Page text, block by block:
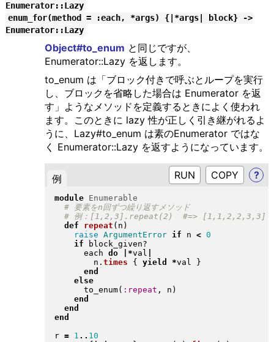
Enumerator::Lazy
enum_for(method = :each, *args) {|*args| block} ->
Enumerator::Lazy
Object#to_enum と同じですが、
Enumerator::Lazy を返します。
to_enum は「ブロック付きで呼ぶとループを実行
し、ブロックを省略した場合は Enumerator を返
す」ようなメソッドを定義するときによく使われ
ます。このときに lazy 性が正しく引き継がれるよ
うに、Lazy#to_enum は素のEnumerator ではな
く Enumerator::Lazy を返すようになっています。
例 RUN ?
module
Enumerable
# 要素をn回ずつ繰り返すメソッド
def
repeat ( n )
raise ArgumentError if n < 0
if block_given?
      each
do *val
        n
. times { yield *val }
end
else
      to_enum
( :repeat , n )
end
end
end
r = 1 .. 10